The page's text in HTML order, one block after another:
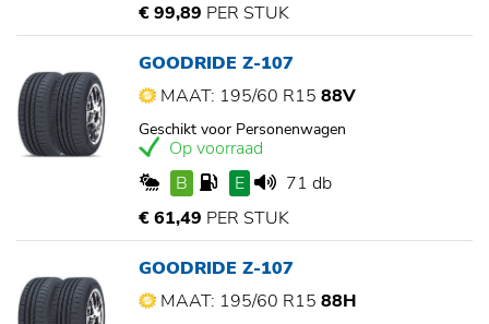
€ 99,89 PER STUK
GOODRIDE Z-107
MAAT: 195/60 R15 88V
Geschikt voor Personenwagen
Op voorraad
B
E
71 db
€ 61,49 PER STUK
GOODRIDE Z-107
MAAT: 195/60 R15 88H